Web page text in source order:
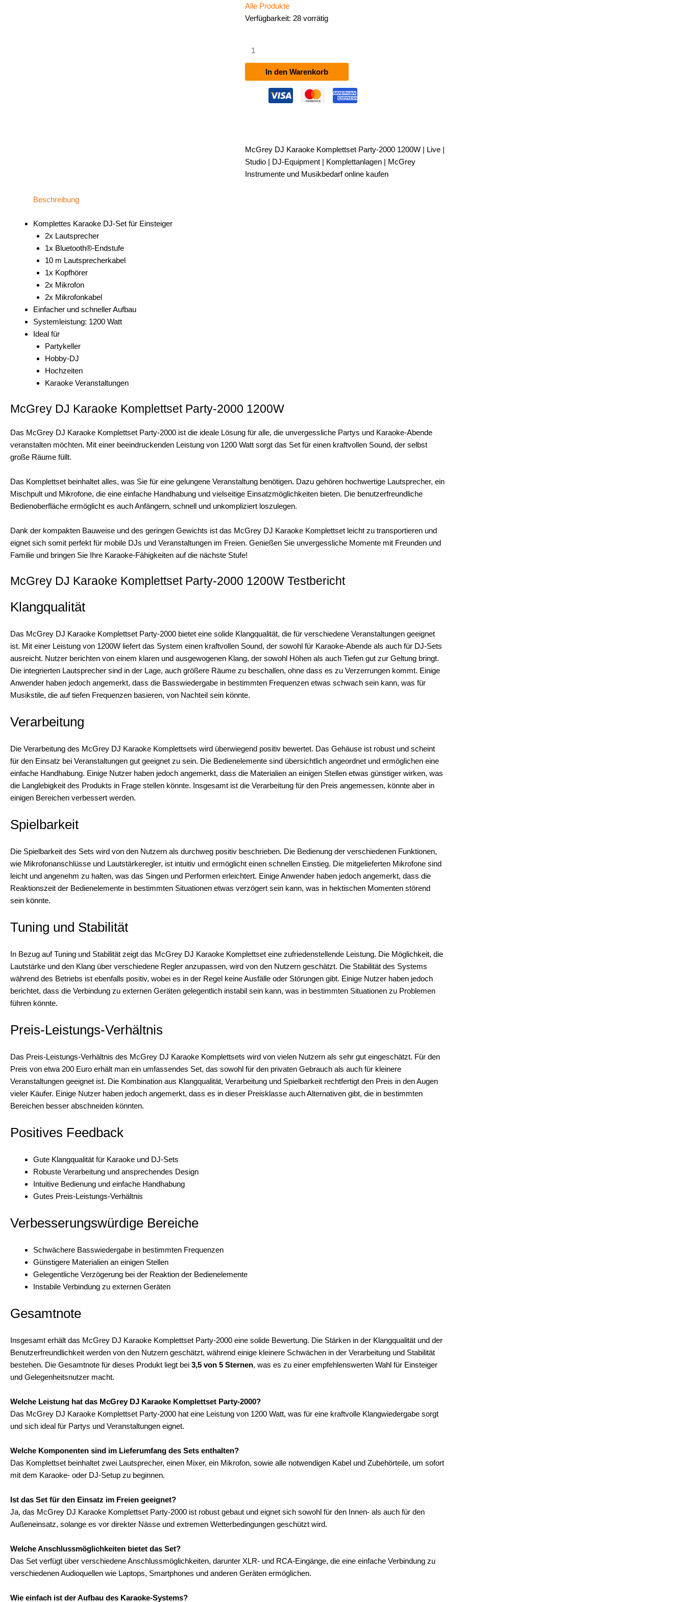
Alle Produkte
Verfügbarkeit: 28 vorrätig
DJ
Karaoke
Komplettset
In den Warenkorb
McGrey DJ Karaoke Komplettset Party-2000 1200W | Live |
Studio | DJ-Equipment | Komplettanlagen | McGrey
Instrumente und Musikbedarf online kaufen
Beschreibung
Komplettes Karaoke DJ-Set für Einsteiger
2x Lautsprecher
1x Bluetooth®-Endstufe
10 m Lautsprecherkabel
1x Kopfhörer
2x Mikrofon
2x Mikrofonkabel
Einfacher und schneller Aufbau
Systemleistung: 1200 Watt
Ideal für
Partykeller
Hobby-DJ
Hochzeiten
Karaoke Veranstaltungen
McGrey DJ Karaoke Komplettset Party-2000 1200W
Das McGrey DJ Karaoke Komplettset Party-2000 ist die ideale Lösung für alle, die unvergessliche Partys und Karaoke-Abende
veranstalten möchten. Mit einer beeindruckenden Leistung von 1200 Watt sorgt das Set für einen kraftvollen Sound, der selbst
große Räume füllt.
Das Komplettset beinhaltet alles, was Sie für eine gelungene Veranstaltung benötigen. Dazu gehören hochwertige Lautsprecher, ein
Mischpult und Mikrofone, die eine einfache Handhabung und vielseitige Einsatzmöglichkeiten bieten. Die benutzerfreundliche
Bedienoberfläche ermöglicht es auch Anfängern, schnell und unkompliziert loszulegen.
Dank der kompakten Bauweise und des geringen Gewichts ist das McGrey DJ Karaoke Komplettset leicht zu transportieren und
eignet sich somit perfekt für mobile DJs und Veranstaltungen im Freien. Genießen Sie unvergessliche Momente mit Freunden und
Familie und bringen Sie Ihre Karaoke-Fähigkeiten auf die nächste Stufe!
McGrey DJ Karaoke Komplettset Party-2000 1200W Testbericht
Klangqualität
Das McGrey DJ Karaoke Komplettset Party-2000 bietet eine solide Klangqualität, die für verschiedene Veranstaltungen geeignet
ist. Mit einer Leistung von 1200W liefert das System einen kraftvollen Sound, der sowohl für Karaoke-Abende als auch für DJ-Sets
ausreicht. Nutzer berichten von einem klaren und ausgewogenen Klang, der sowohl Höhen als auch Tiefen gut zur Geltung bringt.
Die integrierten Lautsprecher sind in der Lage, auch größere Räume zu beschallen, ohne dass es zu Verzerrungen kommt. Einige
Anwender haben jedoch angemerkt, dass die Basswiedergabe in bestimmten Frequenzen etwas schwach sein kann, was für
Musikstile, die auf tiefen Frequenzen basieren, von Nachteil sein könnte.
Verarbeitung
Die Verarbeitung des McGrey DJ Karaoke Komplettsets wird überwiegend positiv bewertet. Das Gehäuse ist robust und scheint
für den Einsatz bei Veranstaltungen gut geeignet zu sein. Die Bedienelemente sind übersichtlich angeordnet und ermöglichen eine
einfache Handhabung. Einige Nutzer haben jedoch angemerkt, dass die Materialien an einigen Stellen etwas günstiger wirken, was
die Langlebigkeit des Produkts in Frage stellen könnte. Insgesamt ist die Verarbeitung für den Preis angemessen, könnte aber in
einigen Bereichen verbessert werden.
Spielbarkeit
Die Spielbarkeit des Sets wird von den Nutzern als durchweg positiv beschrieben. Die Bedienung der verschiedenen Funktionen,
wie Mikrofonanschlüsse und Lautstärkeregler, ist intuitiv und ermöglicht einen schnellen Einstieg. Die mitgelieferten Mikrofone sind
leicht und angenehm zu halten, was das Singen und Performen erleichtert. Einige Anwender haben jedoch angemerkt, dass die
Reaktionszeit der Bedienelemente in bestimmten Situationen etwas verzögert sein kann, was in hektischen Momenten störend
sein könnte.
Tuning und Stabilität
In Bezug auf Tuning und Stabilität zeigt das McGrey DJ Karaoke Komplettset eine zufriedenstellende Leistung. Die Möglichkeit, die
Lautstärke und den Klang über verschiedene Regler anzupassen, wird von den Nutzern geschätzt. Die Stabilität des Systems
während des Betriebs ist ebenfalls positiv, wobei es in der Regel keine Ausfälle oder Störungen gibt. Einige Nutzer haben jedoch
berichtet, dass die Verbindung zu externen Geräten gelegentlich instabil sein kann, was in bestimmten Situationen zu Problemen
führen könnte.
Preis-Leistungs-Verhältnis
Das Preis-Leistungs-Verhältnis des McGrey DJ Karaoke Komplettsets wird von vielen Nutzern als sehr gut eingeschätzt. Für den
Preis von etwa 200 Euro erhält man ein umfassendes Set, das sowohl für den privaten Gebrauch als auch für kleinere
Veranstaltungen geeignet ist. Die Kombination aus Klangqualität, Verarbeitung und Spielbarkeit rechtfertigt den Preis in den Augen
vieler Käufer. Einige Nutzer haben jedoch angemerkt, dass es in dieser Preisklasse auch Alternativen gibt, die in bestimmten
Bereichen besser abschneiden könnten.
Positives Feedback
Gute Klangqualität für Karaoke und DJ-Sets
Robuste Verarbeitung und ansprechendes Design
Intuitive Bedienung und einfache Handhabung
Gutes Preis-Leistungs-Verhältnis
Verbesserungswürdige Bereiche
Schwächere Basswiedergabe in bestimmten Frequenzen
Günstigere Materialien an einigen Stellen
Gelegentliche Verzögerung bei der Reaktion der Bedienelemente
Instabile Verbindung zu externen Geräten
Gesamtnote
Insgesamt erhält das McGrey DJ Karaoke Komplettset Party-2000 eine solide Bewertung. Die Stärken in der Klangqualität und der
Benutzerfreundlichkeit werden von den Nutzern geschätzt, während einige kleinere Schwächen in der Verarbeitung und Stabilität
bestehen. Die Gesamtnote für dieses Produkt liegt bei 3,5 von 5 Sternen, was es zu einer empfehlenswerten Wahl für Einsteiger
und Gelegenheitsnutzer macht.
Welche Leistung hat das McGrey DJ Karaoke Komplettset Party-2000?
Das McGrey DJ Karaoke Komplettset Party-2000 hat eine Leistung von 1200 Watt, was für eine kraftvolle Klangwiedergabe sorgt
und sich ideal für Partys und Veranstaltungen eignet.
Welche Komponenten sind im Lieferumfang des Sets enthalten?
Das Komplettset beinhaltet zwei Lautsprecher, einen Mixer, ein Mikrofon, sowie alle notwendigen Kabel und Zubehörteile, um sofort
mit dem Karaoke- oder DJ-Setup zu beginnen.
Ist das Set für den Einsatz im Freien geeignet?
Ja, das McGrey DJ Karaoke Komplettset Party-2000 ist robust gebaut und eignet sich sowohl für den Innen- als auch für den
Außeneinsatz, solange es vor direkter Nässe und extremen Wetterbedingungen geschützt wird.
Welche Anschlussmöglichkeiten bietet das Set?
Das Set verfügt über verschiedene Anschlussmöglichkeiten, darunter XLR- und RCA-Eingänge, die eine einfache Verbindung zu
verschiedenen Audioquellen wie Laptops, Smartphones und anderen Geräten ermöglichen.
Wie einfach ist der Aufbau des Karaoke-Systems?